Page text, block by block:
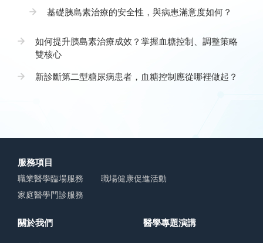
基礎胰島素治療的安全性，與病患滿意度如何？
如何提升胰島素治療成效？掌握血糖控制、調整策略
雙核心
新診斷第二型糖尿病患者，血糖控制應從哪裡做起？
服務項目
職業醫學臨場服務
職場健康促進活動
家庭醫學門診服務
關於我們 醫學專題演講